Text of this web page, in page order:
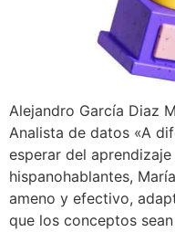
Alejandro García Diaz
Analista de datos «A
esperar del
hispanohablantes,
ameno y efectivo,
que los conceptos